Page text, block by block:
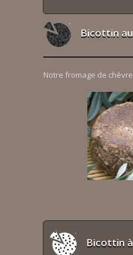
Bicottin
Notre fromage de
Bicottin